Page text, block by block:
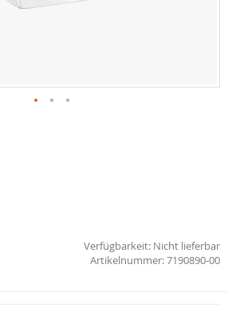
Verfügbarkeit: Nicht lieferbar
7190890-00